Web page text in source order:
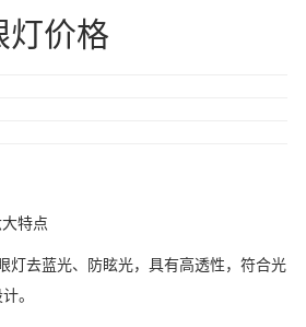
灯价格
特点
灯去蓝光、防眩光，具有高透性，符合光
。